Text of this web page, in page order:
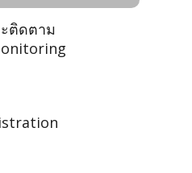
ติดตาม